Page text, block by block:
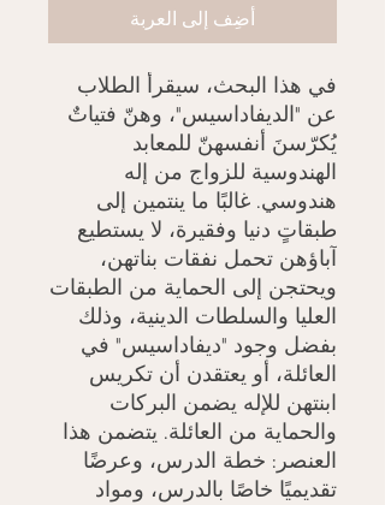
أضِف إلى العربة
في هذا البحث، سيقرأ الطلاب
عن "الديفاداسيس"، وهنّ فتياتٌ
يُكرّسنَ أنفسهنّ للمعابد
الهندوسية للزواج من إله
هندوسي. غالبًا ما ينتمين إلى
طبقاتٍ دنيا وفقيرة، لا يستطيع
آباؤهن تحمل نفقات بناتهن،
ويحتجن إلى الحماية من الطبقات
العليا والسلطات الدينية، وذلك
بفضل وجود "ديفاداسيس" في
العائلة، أو يعتقدن أن تكريس
ابنتهن للإله يضمن البركات
والحماية من العائلة. يتضمن هذا
العنصر: خطة الدرس، وعرضًا
تقديميًا خاصًا بالدرس، ومواد